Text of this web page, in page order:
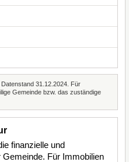
31.12.2024. Für
Gemeinde bzw. das zuständige
finanzielle und
Für Immobilien